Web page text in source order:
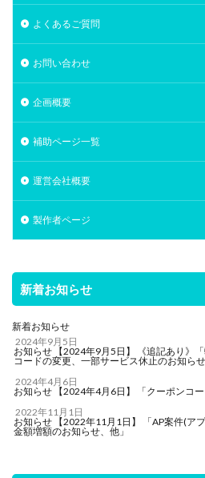
よくあるご質問
お問い合わせ
企画概要
補助ページ一覧
運営会社概要
製作者ページ
新着お知らせ
新着お知らせ
2024年9月5日
お知らせ 【2024年9月5日】 《追記あり》
コードの変更、一部サービス休止のお知らせ
2024年4月6日
お知らせ 【2024年4月6日】 「クーポンコ
2022年11月1日
お知らせ 【2022年11月1日】 「AP案件(ア
金額増額のお知らせ、他」